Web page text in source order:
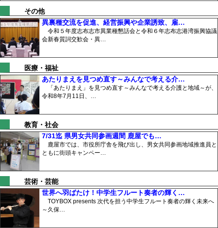
その他
異裏種交流を促進、経営振興や企業誘致、雇…
令和５年度志布志市異業種懇話会と令和６年志布志港湾振興協議
会新春質詞交歓会・異…
医療・福祉
あたりまえを見つめ直す～みんなで考える介…
「あたりまえ」を見つめ直す～みんなで考える介護と地域～が、
令和8年7月11日、…
教育・社会
7/31迄 県男女共同参画週間 鹿屋でも…
鹿屋市では、市役所庁舎を飛び出し、男女共同参画地域推進員と
ともに街頭キャンペー…
芸術・芸能
世界へ羽ばたけ！中学生フルート奏者の輝く…
TOYBOX presents 次代を担う中学生フルート奏者の輝く未来へ
～久保…